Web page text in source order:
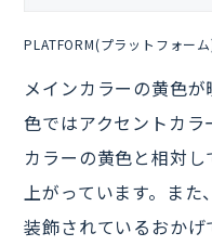
PLATFORM(プラットフォ
メインカラーの黄色
色ではアクセントカ
カラーの黄色と相対
上がっています。ま
装飾されているおか